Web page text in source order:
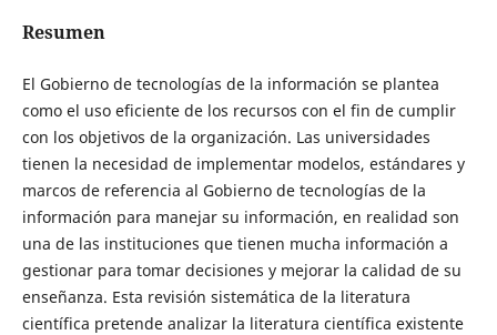
Resumen
El Gobierno de tecnologías de la información se plantea
como el uso eficiente de los recursos con el fin de cumplir
con los objetivos de la organización. Las universidades
tienen la necesidad de implementar modelos, estándares y
marcos de referencia al Gobierno de tecnologías de la
información para manejar su información, en realidad son
una de las instituciones que tienen mucha información a
gestionar para tomar decisiones y mejorar la calidad de su
enseñanza. Esta revisión sistemática de la literatura
científica pretende analizar la literatura científica existente